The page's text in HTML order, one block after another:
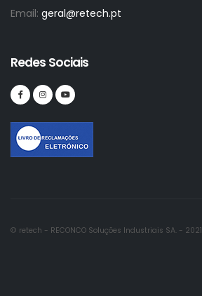
Email: geral@retech.pt
Redes Sociais
© retech - RECONCO Soluções Industriais SA. - 2021